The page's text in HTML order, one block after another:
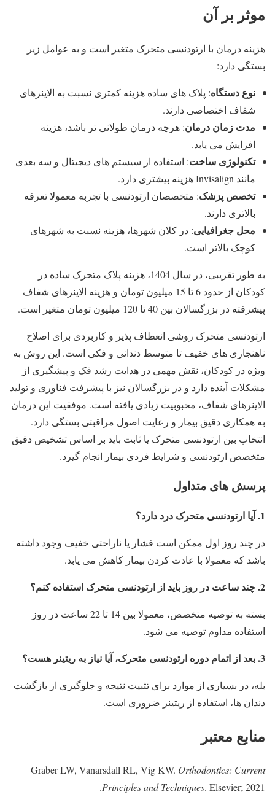
موثر بر آن
هزینه درمان با ارتودنسی متحرک متغیر است و به عوامل زیر
بستگی دارد:
نوع دستگاه: پلاک های ساده هزینه کمتری نسبت به الاینرهای
شفاف اختصاصی دارند.
مدت زمان درمان: هرچه درمان طولانی تر باشد، هزینه
افزایش می یابد.
تکنولوژی ساخت: استفاده از سیستم های دیجیتال و سه بعدی
مانند Invisalign هزینه بیشتری دارد.
تخصص پزشک: متخصصان ارتودنسی با تجربه معمولا تعرفه
بالاتری دارند.
محل جغرافیایی: در کلان شهرها، هزینه نسبت به شهرهای
کوچک بالاتر است.
به طور تقریبی، در سال 1404، هزینه پلاک متحرک ساده در
کودکان از حدود 6 تا 15 میلیون تومان و هزینه الاینرهای شفاف
پیشرفته در بزرگسالان بین 40 تا 120 میلیون تومان متغیر است.
ارتودنسی متحرک روشی انعطاف پذیر و کاربردی برای اصلاح
ناهنجاری های خفیف تا متوسط دندانی و فکی است. این روش به
ویژه در کودکان، نقش مهمی در هدایت رشد فک و پیشگیری از
مشکلات آینده دارد و در بزرگسالان نیز با پیشرفت فناوری و تولید
الاینرهای شفاف، محبوبیت زیادی یافته است. موفقیت این درمان
به همکاری دقیق بیمار و رعایت اصول مراقبتی بستگی دارد.
انتخاب بین ارتودنسی متحرک یا ثابت باید بر اساس تشخیص دقیق
متخصص ارتودنسی و شرایط فردی بیمار انجام گیرد.
پرسش های متداول
1. آیا ارتودنسی متحرک درد دارد؟
در چند روز اول ممکن است فشار یا ناراحتی خفیف وجود داشته
باشد که معمولا با عادت کردن بیمار کاهش می یابد.
2. چند ساعت در روز باید از ارتودنسی متحرک استفاده کنم؟
بسته به توصیه متخصص، معمولا بین 14 تا 22 ساعت در روز
استفاده مداوم توصیه می شود.
3. بعد از اتمام دوره ارتودنسی متحرک، آیا نیاز به ریتینر هست؟
بله، در بسیاری از موارد برای تثبیت نتیجه و جلوگیری از بازگشت
دندان ها، استفاده از ریتینر ضروری است.
منابع معتبر
Graber LW, Vanarsdall RL, Vig KW. Orthodontics: Current
Principles and Techniques. Elsevier; 2021.